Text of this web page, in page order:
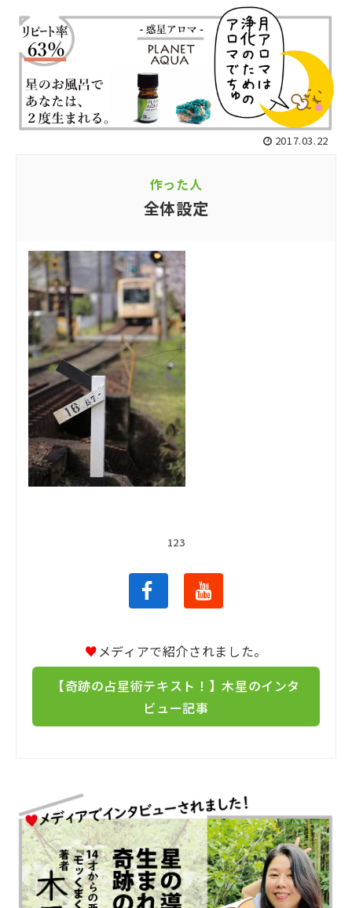
2017.03.22
作った人
全体設定
123
♥ メディアで紹介されました。
【奇跡の占星術テキスト！】木星のインタ
ビュー記事